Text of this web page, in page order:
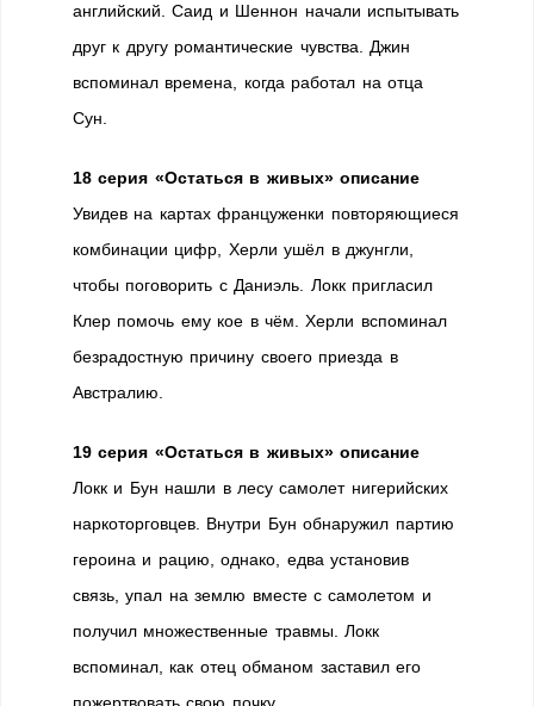
английский. Саид и Шеннон начали испытывать
друг к другу романтические чувства. Джин
вспоминал времена, когда работал на отца
Сун.
18 серия «Остаться в живых» описание
Увидев на картах француженки повторяющиеся
комбинации цифр, Херли ушёл в джунгли,
чтобы поговорить с Даниэль. Локк пригласил
Клер помочь ему кое в чём. Херли вспоминал
безрадостную причину своего приезда в
Австралию.
19 серия «Остаться в живых» описание
Локк и Бун нашли в лесу самолет нигерийских
наркоторговцев. Внутри Бун обнаружил партию
героина и рацию, однако, едва установив
связь, упал на землю вместе с самолетом и
получил множественные травмы. Локк
вспоминал, как отец обманом заставил его